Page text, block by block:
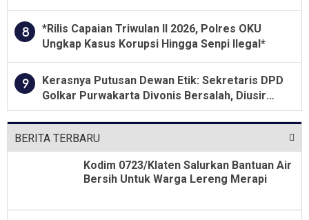
Jawa Tengah 2026
8
*Rilis Capaian Triwulan II 2026, Polres OKU
Ungkap Kasus Korupsi Hingga Senpi Ilegal*
9
Kerasnya Putusan Dewan Etik: Sekretaris DPD
Golkar Purwakarta Divonis Bersalah, Diusir
Dari Jabatan Selama Empat Tahun
BERITA TERBARU
Kodim 0723/Klaten Salurkan Bantuan Air
Bersih Untuk Warga Lereng Merapi